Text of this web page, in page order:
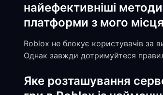
найефективніші
платформи з мого
Roblox не блокує користувачів за
Однак завжди дотримуйтеся
Яке розташування